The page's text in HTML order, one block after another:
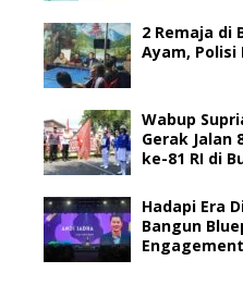
2 Remaja di
Ayam, Polisi
Wabup
Gerak Jalan
ke-81 RI di
Hadapi Era
Bangun
Engagement